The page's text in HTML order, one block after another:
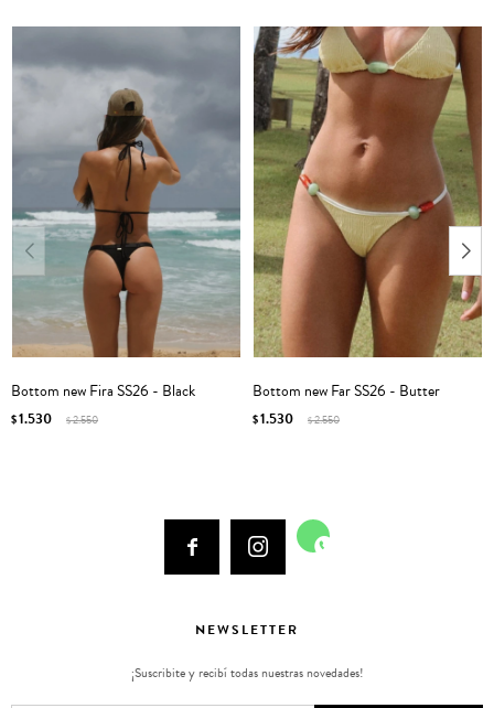
Bottom new Fira SS26 - Black
$1.530 $2.550
Bottom new Far SS26 - Butter
$1.530 $2.550
  
NEWSLETTER
¡Suscribite y recibí todas nuestras novedades!